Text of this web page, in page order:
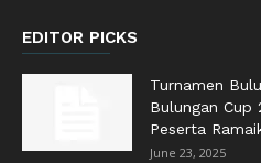
EDITOR PICKS
Turnamen
Bulungan Cup
Peserta
June 23, 2025